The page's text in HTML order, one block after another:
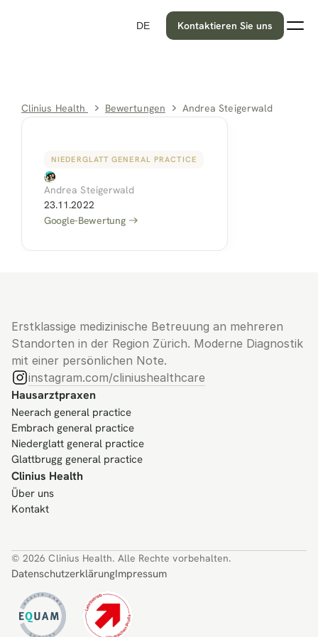
DE Kontaktieren Sie uns
Clinius Health Bewertungen Andrea Steigerwald
NIEDERGLATT GENERAL PRACTICE
Andrea Steigerwald
23.11.2022
Google-Bewertung
Erstklassige medizinische Betreuung an mehreren
Standorten in der Region Zürich. Moderne Diagnostik
mit einer persönlichen Note.
instagram.com/cliniushealthcare
Hausarztpraxen
Neerach general practice
Embrach general practice
Niederglatt general practice
Glattbrugg general practice
Clinius Health
Über uns
Kontakt
© 2026 Clinius Health. Alle Rechte vorbehalten.
DatenschutzerklärungImpressum